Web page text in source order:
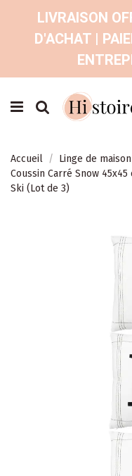
LIVRAISON
D'ACHAT |
Accueil Linge de maison
Coussin Carré Snow
Ski (Lot de 3)